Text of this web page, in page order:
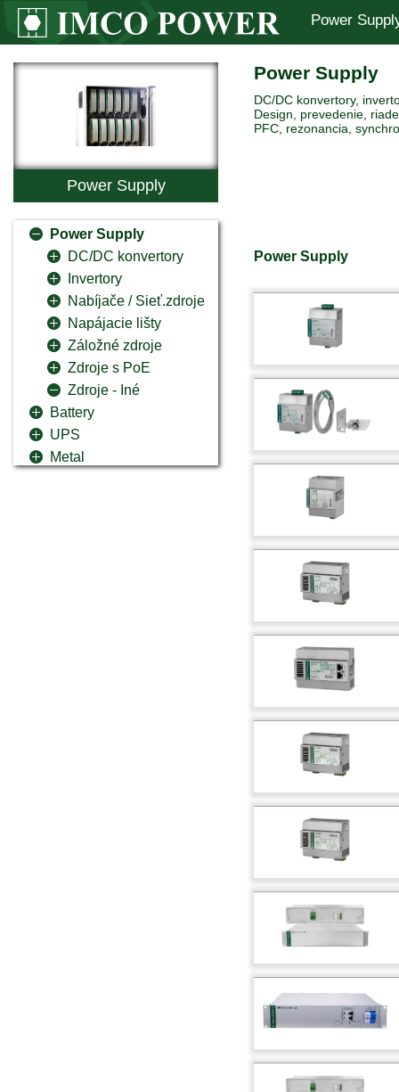
Power
Power Supply
Power Supply
DC/DC konvertory
Invertory
Nabíjače / Sieť.zdroje
Napájacie lišty
Záložné zdroje
Zdroje s PoE
Zdroje - Iné
Battery
UPS
Metal
Power Supply
DC/DC konvertory,
Design, prevedenie,
PFC, rezonancia,
Power Supply